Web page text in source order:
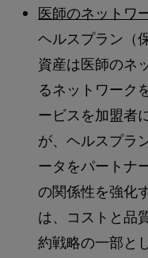
医師のネットワ
ヘルスプラン（
資産は医師のネ
るネットワーク
ービスを加盟者
が、ヘルスプラ
ータをパートナ
の関係性を強化
は、コストと品
約戦略の一部と